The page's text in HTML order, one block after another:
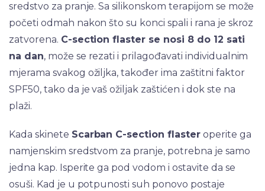
sredstvo za pranje. Sa silikonskom terapijom se može
početi odmah nakon što su konci spali i rana je skroz
zatvorena. C-section flaster se nosi 8 do 12 sati
na dan, može se rezati i prilagođavati individualnim
mjerama svakog ožiljka, također ima zaštitni faktor
SPF50, tako da je vaš ožiljak zaštićen i dok ste na
plaži.
Kada skinete Scarban C-section flasteroperite ga
namjenskim sredstvom za pranje, potrebna je samo
jedna kap. Isperite ga pod vodom i ostavite da se
osuši. Kad je u potpunosti suh ponovo postaje